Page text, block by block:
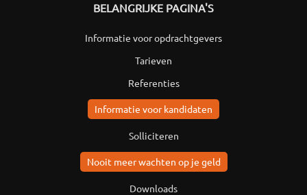
BELANGRIJKE PAGINA'S
Informatie voor opdrachtgevers
Tarieven
Referenties
Informatie voor kandidaten
Solliciteren
Nooit meer wachten op je geld
Downloads